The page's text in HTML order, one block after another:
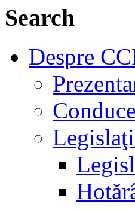
Search
Despre